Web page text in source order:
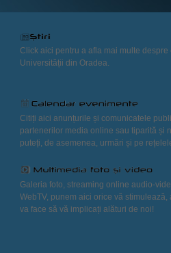
Click aici pentru a afla mai multe despre
Universității din Oradea.
Citiți aici anunțurile și comunicatele
partenerilor media online sau tiparită și
puteți, de asemenea, urmări și pe
Galeria foto, streaming online audio-
WebTV, punem aici orice vă stimulează,
va face să vă implicați alături de noi!